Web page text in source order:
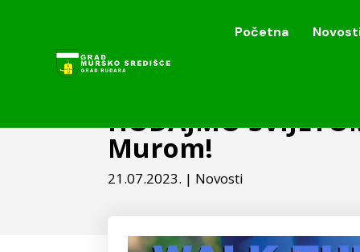
Početna
Početna
HODAJMO
Murom!
21.07.2023. | Novosti